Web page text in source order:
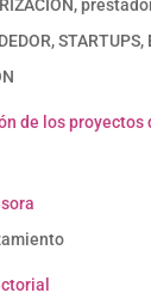
STARTUPS,
de los proyectos